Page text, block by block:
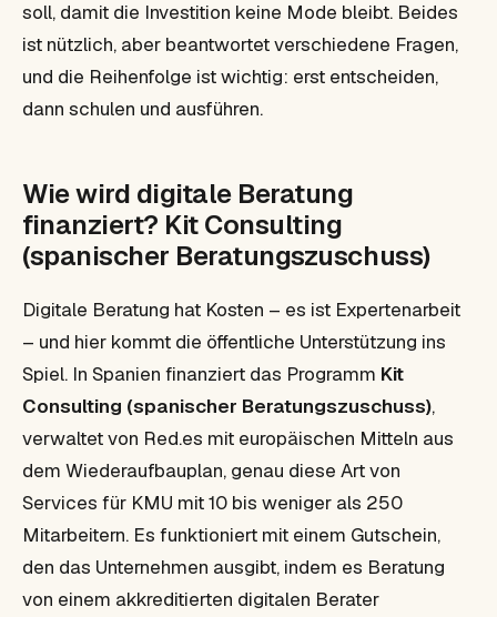
soll, damit die Investition keine Mode bleibt. Beides
ist nützlich, aber beantwortet verschiedene Fragen,
und die Reihenfolge ist wichtig: erst entscheiden,
dann schulen und ausführen.
Wie wird digitale Beratung
finanziert? Kit Consulting
(spanischer Beratungszuschuss)
Digitale Beratung hat Kosten – es ist Expertenarbeit
– und hier kommt die öffentliche Unterstützung ins
Spiel. In Spanien finanziert das Programm Kit
Consulting (spanischer Beratungszuschuss),
verwaltet von Red.es mit europäischen Mitteln aus
dem Wiederaufbauplan, genau diese Art von
Services für KMU mit 10 bis weniger als 250
Mitarbeitern. Es funktioniert mit einem Gutschein,
den das Unternehmen ausgibt, indem es Beratung
von einem akkreditierten digitalen Berater